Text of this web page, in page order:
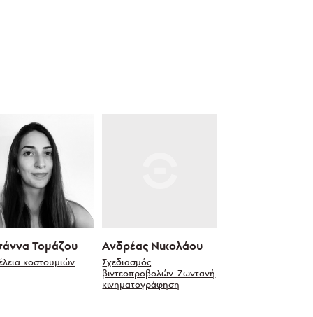
Τομάζου
κοστουμιών
Ανδρέας Νικολάου
Σχεδιασμός
βιντεοπροβολών-Ζωντανή
κινηματογράφηση